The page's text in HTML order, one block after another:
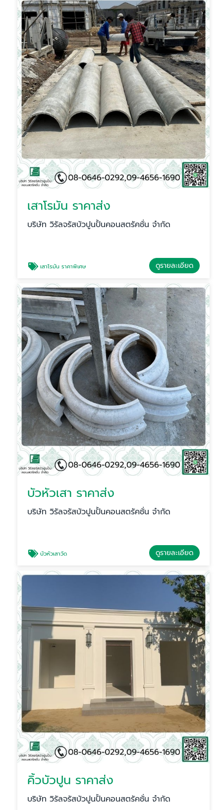
เสาโรมัน ราคาส่ง
บริษัท วิรัลจรัสบัวปูนปั้นคอนสตรัคชั่น จำกัด
เสาโรมัน ราคาพิเศษ ดูรายละเอียด
บัวหัวเสา ราคาส่ง
บริษัท วิรัลจรัสบัวปูนปั้นคอนสตรัคชั่น จำกัด
บัวหัวเสาวัด ดูรายละเอียด
คิ้วบัวปูน ราคาส่ง
บริษัท วิรัลจรัสบัวปูนปั้นคอนสตรัคชั่น จำกัด